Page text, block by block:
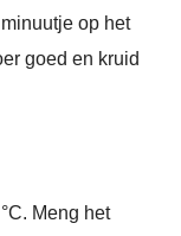
op het
goed en kruid
Meng het